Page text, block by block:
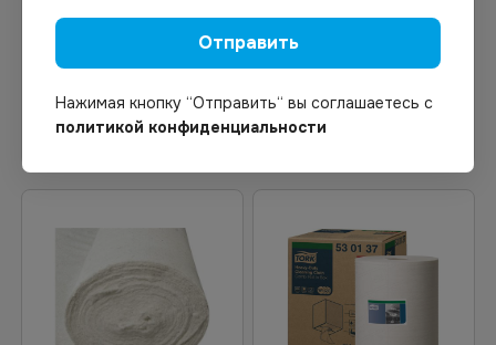
Узнать цену
Отправить
Нажимая кнопку “Отправить“ вы соглашаетесь с
политикой конфиденциальности